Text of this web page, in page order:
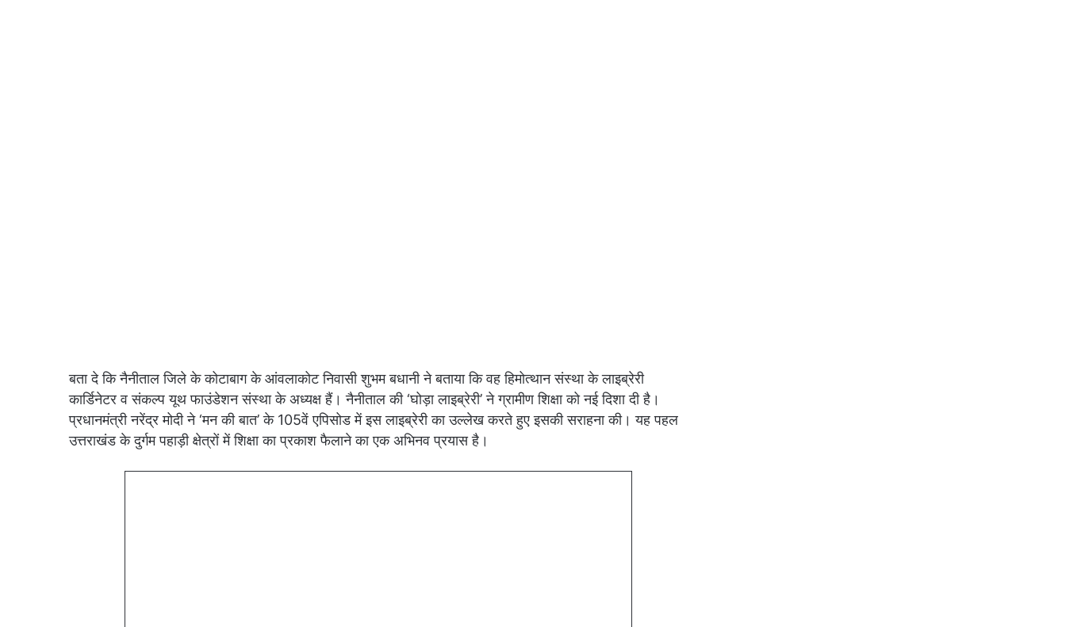
बता दे कि नैनीताल जिले के कोटाबाग के आंवलाकोट निवासी शुभम बधानी ने बताया कि वह हिमोत्थान संस्था के लाइब्रेरी
कार्डिनेटर व संकल्प यूथ फाउंडेशन संस्था के अध्यक्ष हैं। नैनीताल की ‘घोड़ा लाइब्रेरी’ ने ग्रामीण शिक्षा को नई दिशा दी है।
प्रधानमंत्री नरेंद्र मोदी ने ‘मन की बात’ के 105वें एपिसोड में इस लाइब्रेरी का उल्लेख करते हुए इसकी सराहना की। यह पहल
उत्तराखंड के दुर्गम पहाड़ी क्षेत्रों में शिक्षा का प्रकाश फैलाने का एक अभिनव प्रयास है।